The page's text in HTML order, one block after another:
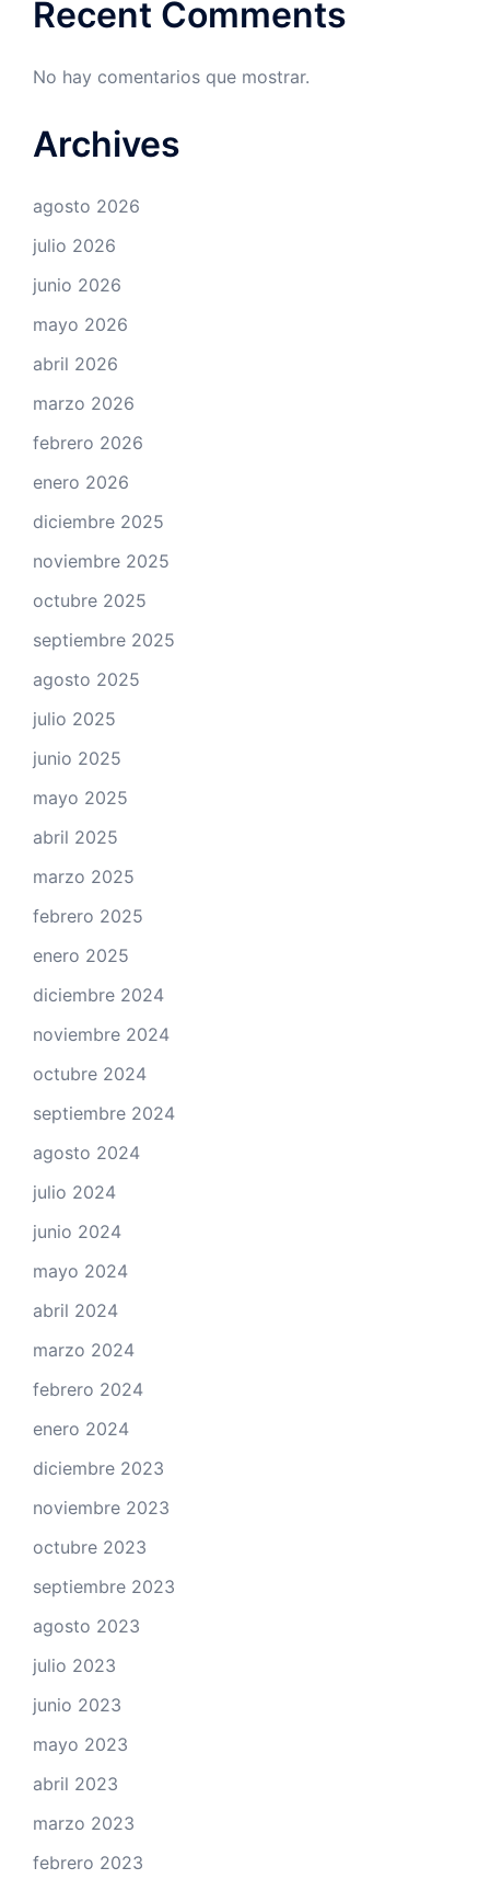
Recent Comments
No hay comentarios que mostrar.
Archives
agosto 2026
julio 2026
junio 2026
mayo 2026
abril 2026
marzo 2026
febrero 2026
enero 2026
diciembre 2025
noviembre 2025
octubre 2025
septiembre 2025
agosto 2025
julio 2025
junio 2025
mayo 2025
abril 2025
marzo 2025
febrero 2025
enero 2025
diciembre 2024
noviembre 2024
octubre 2024
septiembre 2024
agosto 2024
julio 2024
junio 2024
mayo 2024
abril 2024
marzo 2024
febrero 2024
enero 2024
diciembre 2023
noviembre 2023
octubre 2023
septiembre 2023
agosto 2023
julio 2023
junio 2023
mayo 2023
abril 2023
marzo 2023
febrero 2023